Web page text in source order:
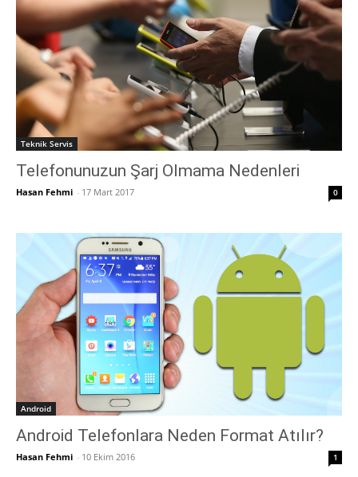
Teknik Servis
Telefonunuzun Şarj Olmama Nedenleri
Hasan Fehmi - 17 Mart 2017 0
Android
Android Telefonlara Neden Format Atılır?
Hasan Fehmi - 10 Ekim 2016 1